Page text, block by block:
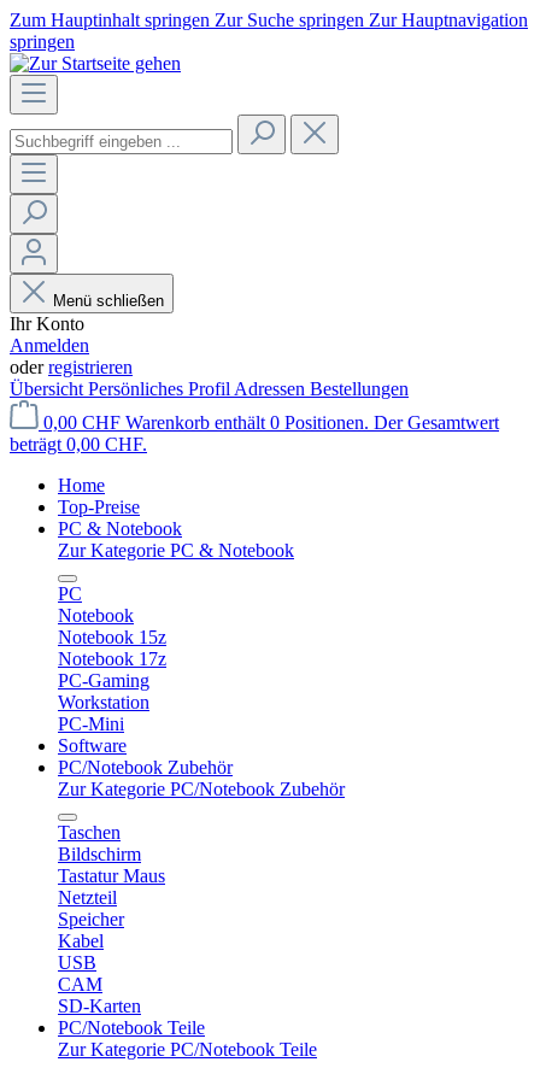
Zum Hauptinhalt springen Zur Suche springen Zur Hauptnavigation
springen
Menü schließen
Ihr Konto
Anmelden
oderregistrieren
Übersicht Persönliches Profil Adressen Bestellungen
0,00 CHF Warenkorb enthält 0 Positionen. Der Gesamtwert
beträgt 0,00 CHF.
Home
Top-Preise
PC & Notebook
Zur Kategorie PC & Notebook
PC
Notebook
Notebook 15z
Notebook 17z
PC-Gaming
Workstation
PC-Mini
Software
PC/Notebook Zubehör
Zur Kategorie PC/Notebook Zubehör
Taschen
Bildschirm
Tastatur Maus
Netzteil
Speicher
Kabel
USB
CAM
SD-Karten
PC/Notebook Teile
Zur Kategorie PC/Notebook Teile